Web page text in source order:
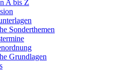
A bis Z
Sonderthemen
Grundlagen